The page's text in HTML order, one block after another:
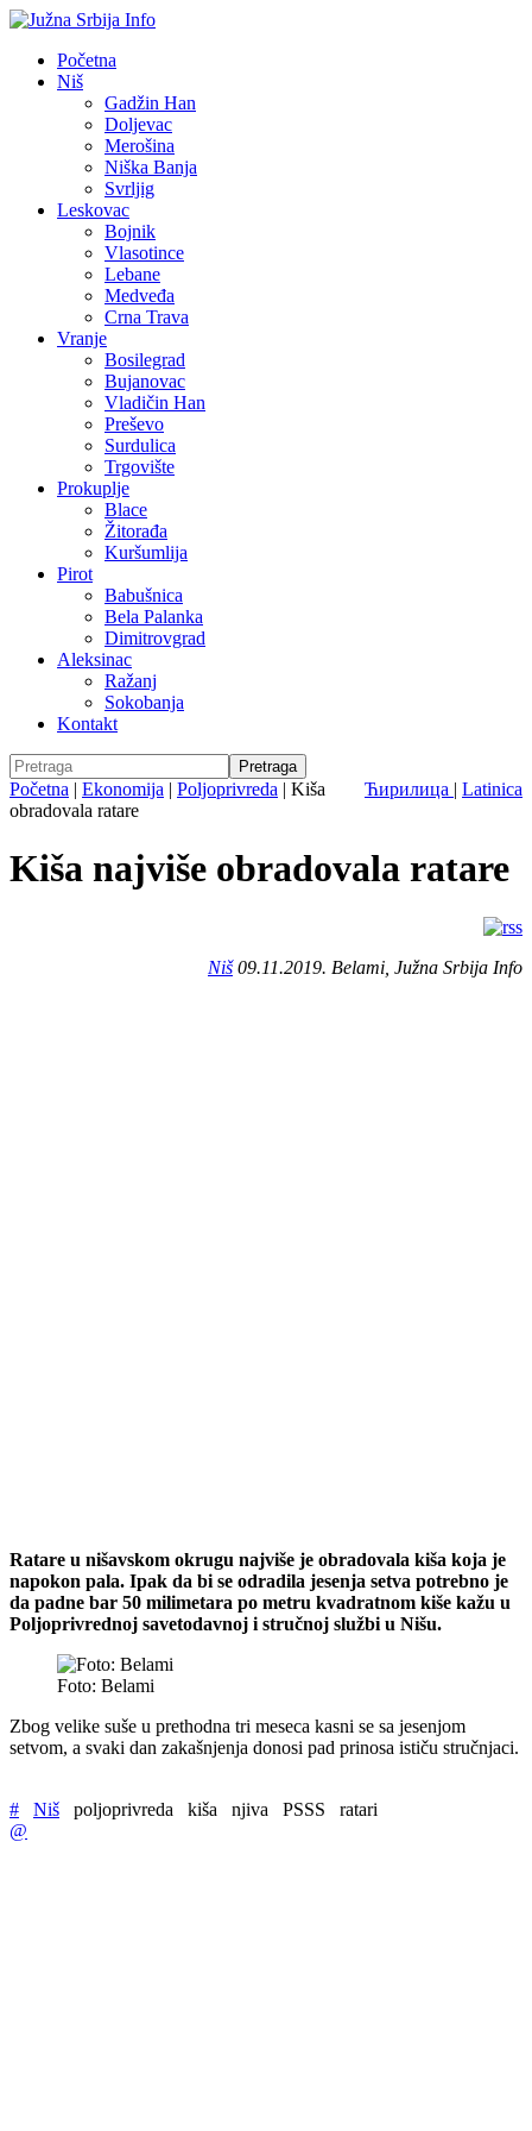
Početna
Niš
Gadžin Han
Doljevac
Merošina
Niška Banja
Svrljig
Leskovac
Bojnik
Vlasotince
Lebane
Medveđa
Crna Trava
Vranje
Bosilegrad
Bujanovac
Vladičin Han
Preševo
Surdulica
Trgovište
Prokuplje
Blace
Žitorađa
Kuršumlija
Pirot
Babušnica
Bela Palanka
Dimitrovgrad
Aleksinac
Ražanj
Sokobanja
Kontakt
Ћирилица | Latinica
Početna | Ekonomija | Poljoprivreda | Kiša
obradovala ratare
Kiša najviše obradovala ratare
Niš09.11.2019. Belami, Južna Srbija Info
Ratare u nišavskom okrugu najviše je obradovala kiša koja je
napokon pala. Ipak da bi se odradila jesenja setva potrebno je
da padne bar 50 milimetara po metru kvadratnom kiše kažu u
Poljoprivrednoj savetodavnoj i stručnoj službi u Nišu.
Foto: Belami
Zbog velike suše u prethodna tri meseca kasni se sa jesenjom
setvom, a svaki dan zakašnjenja donosi pad prinosa ističu stručnjaci.
# Niš poljoprivreda kiša njiva PSSS
ratari
@